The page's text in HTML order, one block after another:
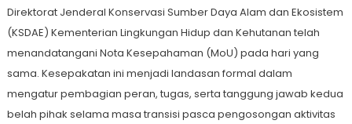
Direktorat Jenderal Konservasi Sumber Daya Alam dan Ekosistem
(KSDAE) Kementerian Lingkungan Hidup dan Kehutanan telah
menandatangani Nota Kesepahaman (MoU) pada hari yang
sama. Kesepakatan ini menjadi landasan formal dalam
mengatur pembagian peran, tugas, serta tanggung jawab kedua
belah pihak selama masa transisi pasca pengosongan aktivitas